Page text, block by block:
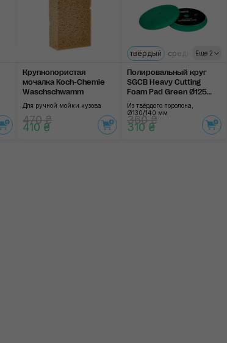
Крупнопористая
мочалка Koch-Chemie
Waschschwamm
Для ручной мойки кузова
470 ₴
410 ₴
Еще 2
твёрдый средний мягкий
Полировальный круг
SGCB Heavy Cutting
Foam Pad Green Ø125
mm
Из твёрдого поролона,
Ø130/140 мм
360 ₴
310 ₴